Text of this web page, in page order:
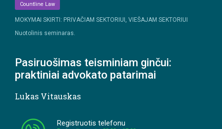
Countline Law
MOKYMAI SKIRTI: PRIVAČIAM SEKTORIUI, VIEŠAJAM SEKTORIUI
Nuotolinis seminaras.
Pasiruošimas teisminiam ginčui:
praktiniai advokato patarimai
Lukas Vitauskas
Registruotis telefonu